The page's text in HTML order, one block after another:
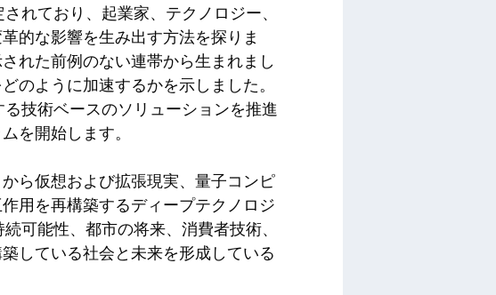
れており、起業家、テクノロジー、
的な影響を生み出す方法を探りま
れた前例のない連帯から生まれまし
のように加速するかを示しました。
技術ベースのソリューションを推進
を開始します。
ら仮想および拡張現実、量子コンピ
用を再構築するディープテクノロジ
可能性、都市の将来、消費者技術、
している社会と未来を形成している